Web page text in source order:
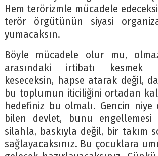
Hem terörizmle mücadele
terör örgütünün siyasi
yumacaksın.
Böyle mücadele olur mu,
arasındaki irtibatı kesmek
keseceksin, hapse atarak değil,
bu toplumun iticiliğini ortadan
hedefiniz bu olmalı. Gencin niye
bilen devlet, bunu engellemesi
silahla, baskıyla değil, bir takım
sağlayacaksınız. Bu çocuklara